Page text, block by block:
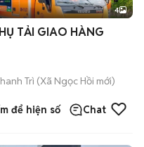
4
TẢI GIAO HÀNG
Trì (Xã Ngọc Hồi mới)
để hiện số Chat